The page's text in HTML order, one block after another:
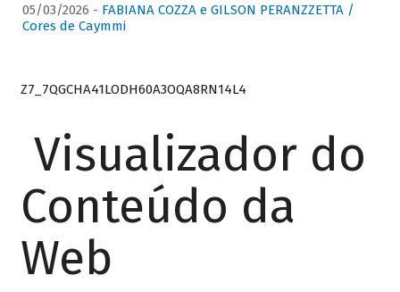
05/03/2026 - FABIANA COZZA e GILSON PERANZZETTA /
Cores de Caymmi
Z7_7QGCHA41LODH60A3OQA8RN14L4
Visualizador do
Conteúdo da
Web